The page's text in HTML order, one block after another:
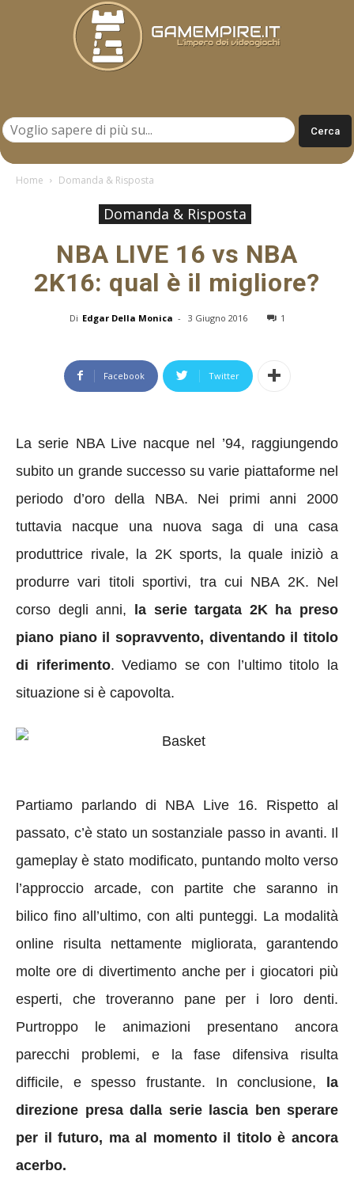
Home Domanda & Risposta
Domanda & Risposta
NBA LIVE 16 vs NBA
2K16: qual è il migliore?
Di Edgar Della Monica - 3 Giugno 2016 1
Facebook Twitter
La serie NBA Live nacque nel ’94, raggiungendo
subito un grande successo su varie piattaforme nel
periodo d’oro della NBA. Nei primi anni 2000
tuttavia nacque una nuova saga di una casa
produttrice rivale, la 2K sports, la quale iniziò a
produrre vari titoli sportivi, tra cui NBA 2K. Nel
corso degli anni, la serie targata 2K ha preso
piano piano il sopravvento, diventando il titolo
di riferimento. Vediamo se con l’ultimo titolo la
situazione si è capovolta.
Partiamo parlando di NBA Live 16. Rispetto al
passato, c’è stato un sostanziale passo in avanti. Il
gameplay è stato modificato, puntando molto verso
l’approccio arcade, con partite che saranno in
bilico fino all’ultimo, con alti punteggi. La modalità
online risulta nettamente migliorata, garantendo
molte ore di divertimento anche per i giocatori più
esperti, che troveranno pane per i loro denti.
Purtroppo le animazioni presentano ancora
parecchi problemi, e la fase difensiva risulta
difficile, e spesso frustante. In conclusione, la
direzione presa dalla serie lascia ben sperare
per il futuro, ma al momento il titolo è ancora
acerbo.